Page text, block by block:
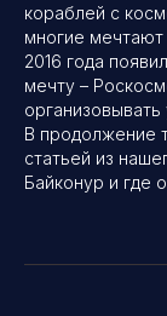
кораблей с
многие
2016 года
мечту –
организовывать
В продолжение
статьей из
Байконур и где